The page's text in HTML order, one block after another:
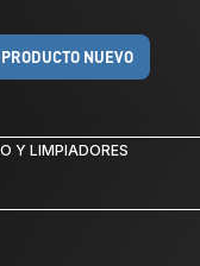
PRODUCTO NUEVO
Y LIMPIADORES